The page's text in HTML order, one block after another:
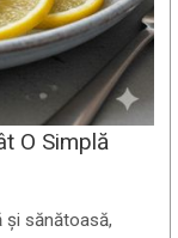
O Simplă
și sănătoasă,